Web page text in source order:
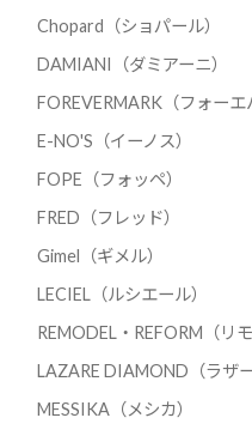
Chopard（ショパール）
DAMIANI（ダミアーニ）
FOREVERMARK（フォーエ
E-NO'S（イーノス）
FOPE（フォッペ）
FRED（フレッド）
Gimel（ギメル）
LECIEL（ルシエール）
REMODEL・REFORM（リ
LAZARE DIAMOND（ラザ
MESSIKA（メシカ）